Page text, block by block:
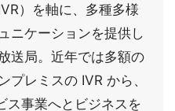
）を軸に、多種多様
ニケーションを提供し
送局。近年では多額の
プレミスの IVR から、
ス事業へとビジネスを